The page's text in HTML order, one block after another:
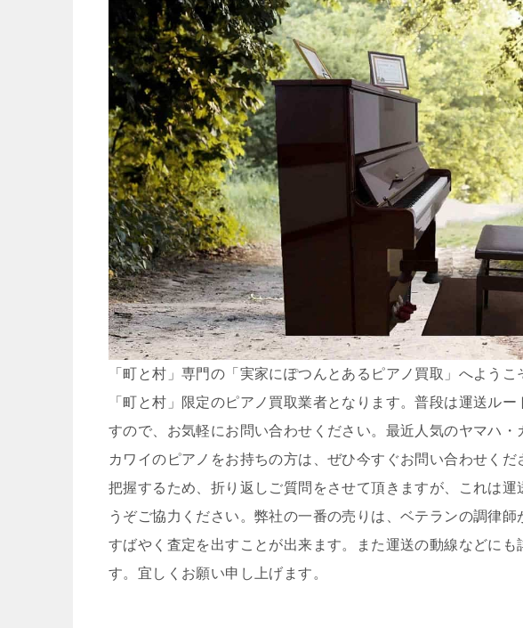
「町と村」専門の「実家にぽつんとあるピアノ買取」へよう
「町と村」限定のピアノ買取業者となります。普段は運送ル
すので、お気軽にお問い合わせください。最近人気のヤマハ・
カワイのピアノをお持ちの方は、ぜひ今すぐお問い合わせく
把握するため、折り返しご質問をさせて頂きますが、これは
うぞご協力ください。弊社の一番の売りは、ベテランの調律師
すばやく査定を出すことが出来ます。また運送の動線などに
す。宜しくお願い申し上げます。